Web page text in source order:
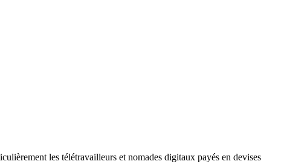
les télétravailleurs et nomades digitaux payés en devises